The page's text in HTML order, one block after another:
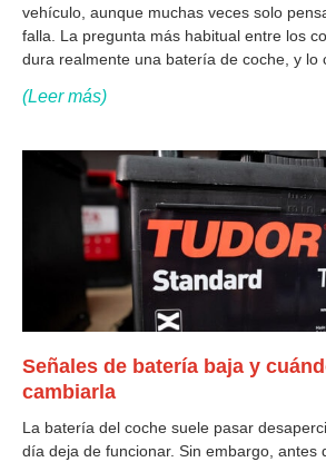
vehículo, aunque muchas veces solo
falla. La pregunta más habitual entre los
dura realmente una batería de coche, y lo
(Leer más)
Señales de batería baja y
cambiarla
La batería del coche suele pasar
día deja de funcionar. Sin embargo, antes